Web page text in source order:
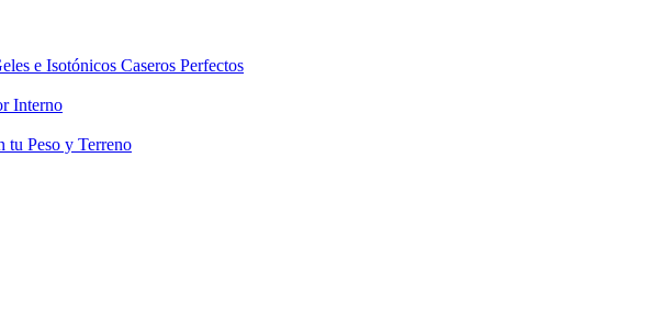
e Isotónicos Caseros Perfectos
Interno
tu Peso y Terreno